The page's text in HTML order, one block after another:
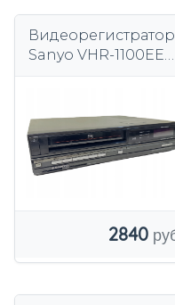
Видеорегистратор
Sanyo VHR-1100EE
2840